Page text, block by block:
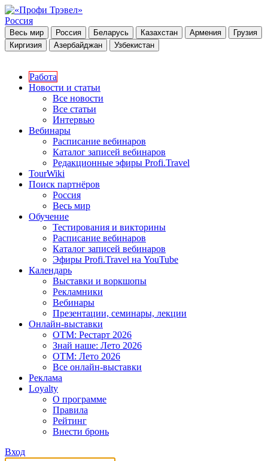
Россия
Весь мир Россия Беларусь Казахстан Армения
Грузия
Киргизия
Азербайджан Узбекистан
Работа
Новости и статьи
Все новости
Все статьи
Интервью
Вебинары
Расписание вебинаров
Каталог записей вебинаров
Редакционные эфиры Profi.Travel
TourWiki
Поиск партнёров
Россия
Весь мир
Обучение
Тестирования и викторины
Расписание вебинаров
Каталог записей вебинаров
Эфиры Profi.Travel на YouTube
Календарь
Выставки и воркшопы
Рекламники
Вебинары
Презентации, семинары, лекции
Онлайн-выставки
OTM: Рестарт 2026
Знай наше: Лето 2026
OTM: Лето 2026
Все онлайн-выставки
Реклама
Loyalty
О программе
Правила
Рейтинг
Внести бронь
Вход